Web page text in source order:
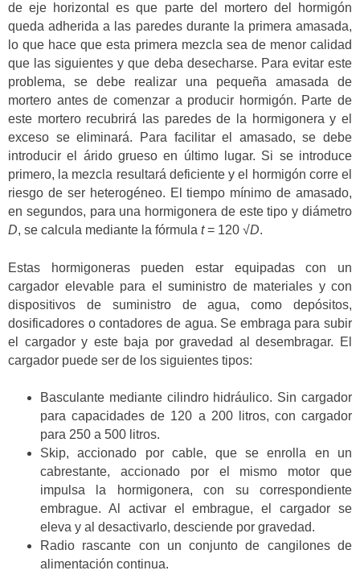
de eje horizontal es que parte del mortero del hormigón
queda adherida a las paredes durante la primera amasada,
lo que hace que esta primera mezcla sea de menor calidad
que las siguientes y que deba desecharse. Para evitar este
problema, se debe realizar una pequeña amasada de
mortero antes de comenzar a producir hormigón. Parte de
este mortero recubrirá las paredes de la hormigonera y el
exceso se eliminará. Para facilitar el amasado, se debe
introducir el árido grueso en último lugar. Si se introduce
primero, la mezcla resultará deficiente y el hormigón corre el
riesgo de ser heterogéneo. El tiempo mínimo de amasado,
en segundos, para una hormigonera de este tipo y diámetro
D, se calcula mediante la fórmula t= 120 √D.
Estas hormigoneras pueden estar equipadas con un
cargador elevable para el suministro de materiales y con
dispositivos de suministro de agua, como depósitos,
dosificadores o contadores de agua. Se embraga para subir
el cargador y este baja por gravedad al desembragar. El
cargador puede ser de los siguientes tipos:
Basculante mediante cilindro hidráulico. Sin cargador
para capacidades de 120 a 200 litros, con cargador
para 250 a 500 litros.
Skip, accionado por cable, que se enrolla en un
cabrestante, accionado por el mismo motor que
impulsa la hormigonera, con su correspondiente
embrague. Al activar el embrague, el cargador se
eleva y al desactivarlo, desciende por gravedad.
Radio rascante con un conjunto de cangilones de
alimentación continua.